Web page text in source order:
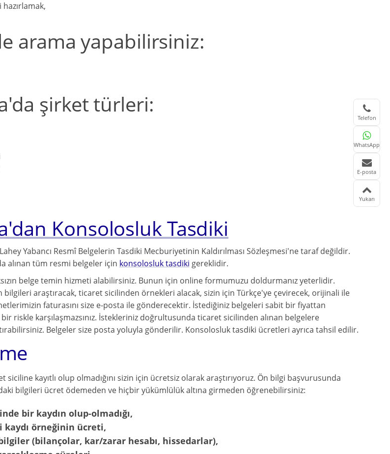
arama yapabilirsiniz:
şirket türleri:
Konsolosluk Tasdiki
Yabancı Resmî Belgelerin Tasdiki Mecburiyetinin Kaldırılması Sözleşmesi'ne taraf değildir.
alınan tüm resmi belgeler için konsolosluk tasdiki gereklidir.
belge temin hizmeti alabilirsiniz. Bunun için online formumuzu doldurmanız yeterlidir.
bilgileri araştıracak, ticaret sicilinden örnekleri alacak, sizin için Türkçe'ye çevirecek, orijinali ile
faturasını size e-posta ile gönderecektir. İstediğiniz belgeleri sabit bir fiyattan
bir riskle karşılaşmazsınız. İstekleriniz doğrultusunda ticaret sicilinden alınan belgelere
Belgeler size posta yoluyla gönderilir. Konsolosluk tasdiki ücretleri ayrıca tahsil edilir.
kayıtlı olup olmadığını sizin için ücretsiz olarak araştırıyoruz. Ön bilgi başvurusunda
bilgileri ücret ödemeden ve hiçbir yükümlülük altına girmeden öğrenebilirsiniz:
bir kaydın olup-olmadığı,
kaydı örneğinin ücreti,
(bilançolar, kar/zarar hesabı, hissedarlar),
Telefon
WhatsApp
E-posta
Yukarı